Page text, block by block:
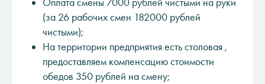
(за 26 рабочих смен 182000 рублей
чистыми);
На территории предприятия есть столовая ,
предоставляем компенсацию стоимости
обедов 350 рублей на смену;